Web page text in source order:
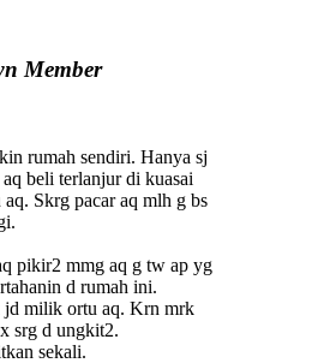
Member
rumah sendiri. Hanya sj
beli terlanjur di kuasai
aq. Skrg pacar aq mlh g bs
pikir2 mmg aq g tw ap yg
d rumah ini.
jd milik ortu aq. Krn mrk
srg d ungkit2.
sekali.